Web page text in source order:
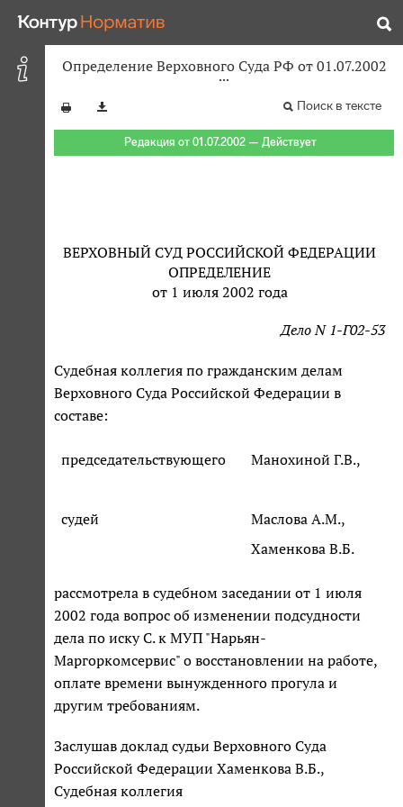
Определение Верховного Суда РФ от 01.07.2002
Поиск в тексте
Редакция от 01.07.2002 — Действует
ВЕРХОВНЫЙ СУД РОССИЙСКОЙ ФЕДЕРАЦИИ
ОПРЕДЕЛЕНИЕ
от 1 июля 2002 года
Дело N 1-Г02-53
Судебная коллегия по гражданским делам
Верховного Суда Российской Федерации в
составе:
председательствующего Манохиной Г.В.,
судей
Маслова А.М.,
Хаменкова В.Б.
рассмотрела в судебном заседании от 1 июля
2002 года вопрос об изменении подсудности
дела по иску С. к МУП "Нарьян-
Маргоркомсервис" о восстановлении на работе,
оплате времени вынужденного прогула и
другим требованиям.
Заслушав доклад судьи Верховного Суда
Российской Федерации Хаменкова В.Б.,
Судебная коллегия